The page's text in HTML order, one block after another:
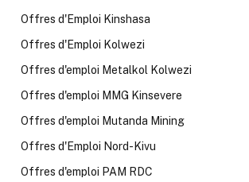
Offres d'Emploi Kinshasa
Offres d'Emploi Kolwezi
Offres d'emploi Metalkol Kolwezi
Offres d'emploi MMG Kinsevere
Offres d'emploi Mutanda Mining
Offres d'Emploi Nord-Kivu
Offres d'emploi PAM RDC